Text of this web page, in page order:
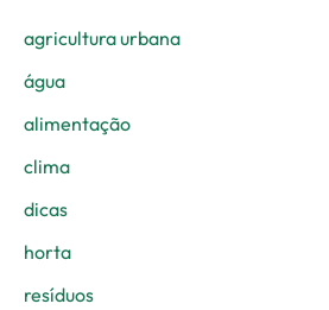
agricultura urbana
água
alimentação
clima
dicas
horta
resíduos